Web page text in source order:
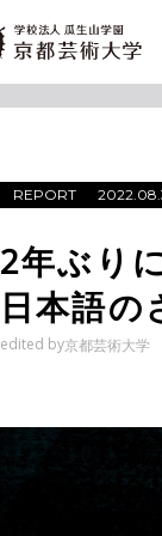
REPORT
2年ぶり
日本語の
edited by京都芸術大学